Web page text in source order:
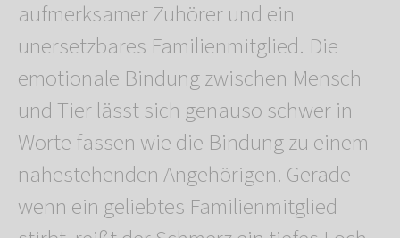
aufmerksamer Zuhörer und ein
unersetzbares Familienmitglied. Die
emotionale Bindung zwischen Mensch
und Tier lässt sich genauso schwer in
Worte fassen wie die Bindung zu einem
nahestehenden Angehörigen. Gerade
wenn ein geliebtes Familienmitglied